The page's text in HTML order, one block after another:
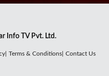
Info TV Pvt. Ltd.
Terms & Conditions| Contact Us